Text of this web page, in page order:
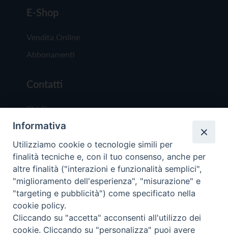
E-Shop
Vendita Online
Abbonamenti
Contatti
Chi Siamo
Redazione
Scrivici
Copyright © 2019 - Tutti i diritti riservati - Vita
Trentina Editrice
Informativa
Utilizziamo cookie o tecnologie simili per
finalità tecniche e, con il tuo consenso, anche per
altre finalità ("interazioni e funzionalità semplici",
"miglioramento dell'esperienza", "misurazione" e
"targeting e pubblicità") come specificato nella
cookie policy.
Cliccando su "accetta" acconsenti all'utilizzo dei
cookie. Cliccando su "personalizza" puoi avere